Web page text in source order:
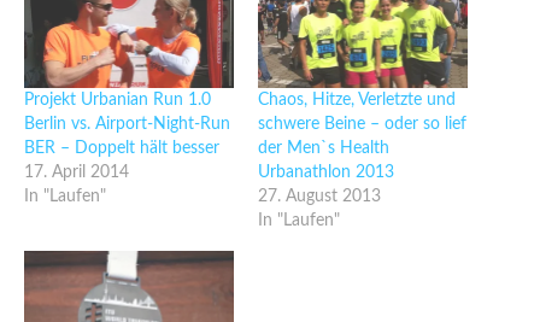
Projekt Urbanian Run 1.0
Berlin vs. Airport-Night-Run
BER – Doppelt hält besser
17. April 2014
In "Laufen"
Chaos, Hitze, Verletzte und
schwere Beine – oder so lief
der Men`s Health
Urbanathlon 2013
27. August 2013
In "Laufen"